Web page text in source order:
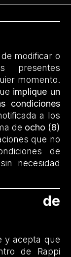
modificar o
presentes
momento.
implique un
condiciones
a los
de ocho (8)
que no
de
necesidad
de
y acepta que
de Rappi